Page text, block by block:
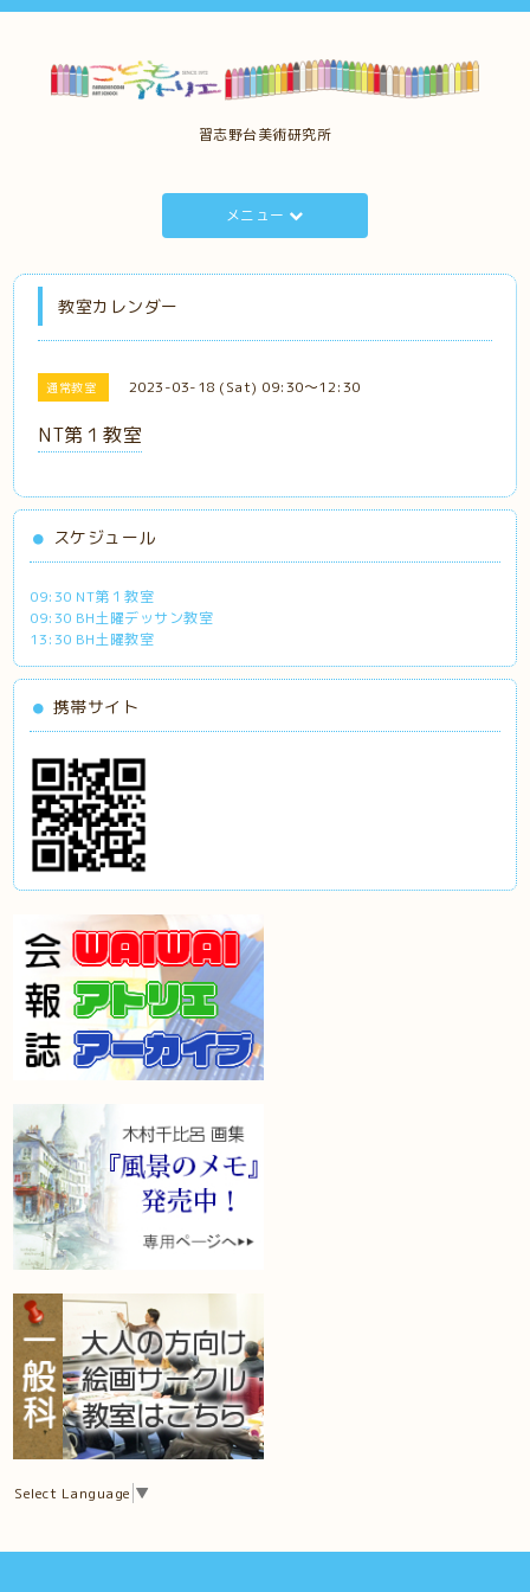
習志野台美術研究所
メニュー
教室カレンダー
通常教室 2023-03-18 (Sat) 09:30～12:30
NT第１教室
スケジュール
09:30 NT第１教室
09:30 BH土曜デッサン教室
13:30 BH土曜教室
携帯サイト
Select Language ▼